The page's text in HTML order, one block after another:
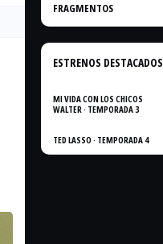
FRAGMENTOS
ESTRENOS DESTACADOS
MI VIDA CON LOS CHICOS
WALTER · TEMPORADA 3
TED LASSO · TEMPORADA 4